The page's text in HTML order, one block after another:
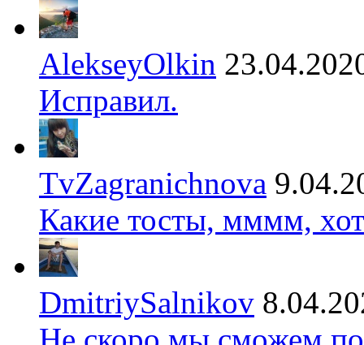
AlekseyOlkin
Исправил.
TvZagranichnova
Какие тосты, мммм,
DmitriySalnikov